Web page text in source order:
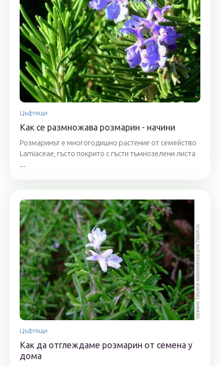
Цъфтящи
Как се размножава розмарин - начини
Розмаринът е многогодишно растение от семейство
Lamiaceae, гъсто покрито с гъсти тъмнозелени листа
...
Цъфтящи
Как да отглеждаме розмарин от семена у
дома